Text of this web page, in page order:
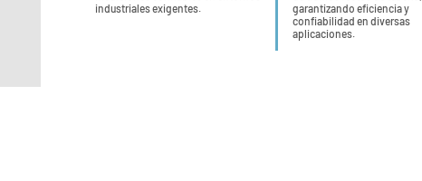
industriales exigentes.
garantizando eficiencia y
confiabilidad en diversas
aplicaciones.